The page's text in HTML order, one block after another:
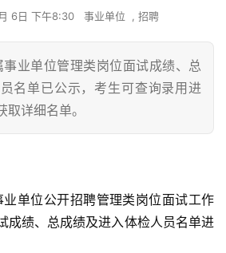
6日 下午8:30 事业单位 , 招聘
业单位管理类岗位面试成绩、总
名单已公示，考生可查询录用进
详细名单。
单位公开招聘管理类岗位面试工作
成绩、总成绩及进入体检人员名单进